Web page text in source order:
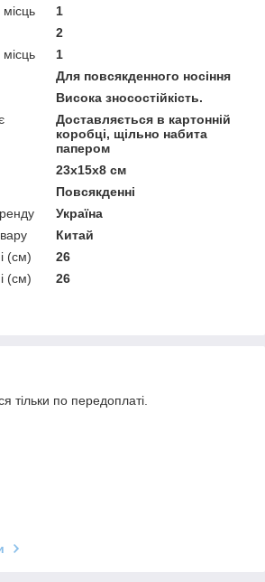
місць
1
2
місць
1
Для повсякденного носіння
Висока зносостійкість.
Доставляється в картонній
коробці, щільно набита
папером
23х15х8 см
Повсякденні
Україна
Китай
(см)
26
(см)
26
тільки по передоплаті.